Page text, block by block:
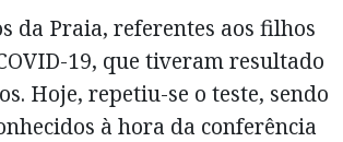
da Praia, referentes aos filhos
19, que tiveram resultado
Hoje, repetiu-se o teste, sendo
à hora da conferência